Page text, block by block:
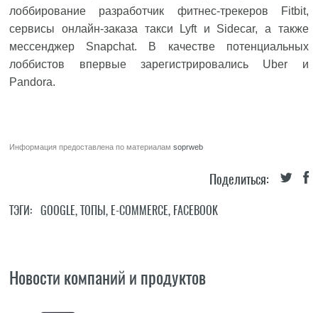
лоббирование разработчик фитнес-трекеров Fitbit,
сервисы онлайн-заказа такси Lyft и Sidecar, а также
мессенджер Snapchat. В качестве потенциальных
лоббистов впервые зарегистрировались Uber и
Pandora.
Информация предоставлена по материаламsoprweb
Поделиться:
ТЭГИ: GOOGLE,ТОПЫ, E-COMMERCE, FACEBOOK
Новости компаний и продуктов